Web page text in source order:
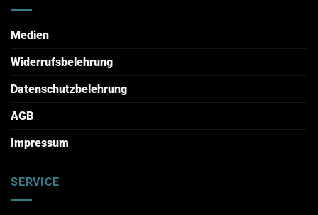
Medien
Widerrufsbelehrung
Datenschutzbelehrung
AGB
Impressum
SERVICE